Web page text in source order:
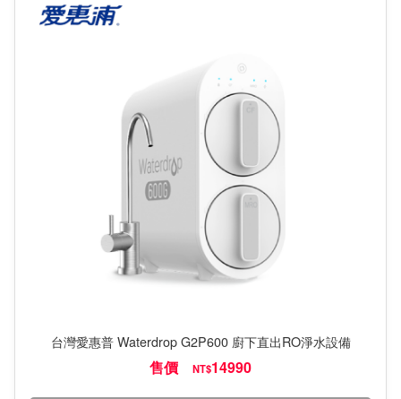
台灣愛惠普 Waterdrop G2P600 廚下直出RO淨水設備
售價 NT$14990